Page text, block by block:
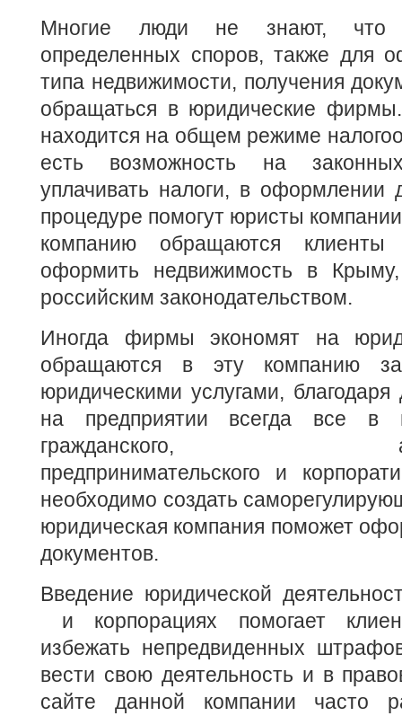
Многие люди не знают, что
определенных споров, также для
типа недвижимости, получения
обращаться в юридические
находится на общем режиме
есть возможность на
уплачивать налоги, в оформлении
процедуре помогут юристы
компанию обращаются
оформить недвижимость в
российским законодательством.
Иногда фирмы экономят на
обращаются в эту компанию за
юридическими услугами,
на предприятии всегда все в
гражданского,
предпринимательского и
необходимо создать
юридическая компания поможет
документов.
Введение юридической
и корпорациях помогает
избежать непредвиденных
вести свою деятельность и в
сайте данной компании часто